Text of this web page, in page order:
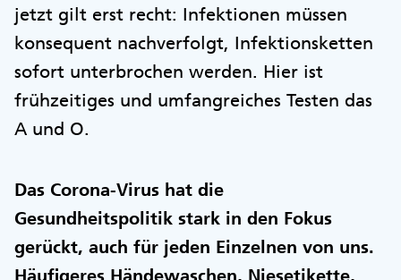
jetzt gilt erst recht: Infektionen müssen
konsequent nachverfolgt, Infektionsketten
sofort unterbrochen werden. Hier ist
frühzeitiges und umfangreiches Testen das
A und O.
Das Corona-Virus hat die
Gesundheitspolitik stark in den Fokus
gerückt, auch für jeden Einzelnen von uns.
Häufigeres Händewaschen, Niesetikette,